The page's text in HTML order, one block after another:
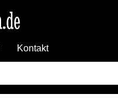
Kontakt